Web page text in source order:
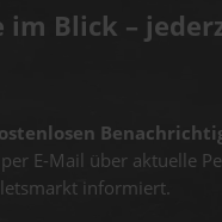
im Blick –
E-Mail über aktuelle
informiert.